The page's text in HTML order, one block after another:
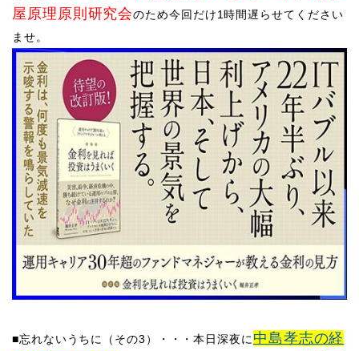
屋原理原則研究会のため今回だけ1時間遅らせてください
ませ。
■忘れないうちに（その3）・・・本日深夜に 中島孝志の経